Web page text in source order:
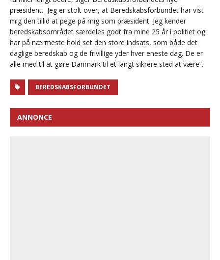
præsident. Jeg er stolt over, at Beredskabsforbundet har vist
mig den tillid at pege på mig som præsident. Jeg kender
beredskabsområdet særdeles godt fra mine 25 år i politiet og
har på nærmeste hold set den store indsats, som både det
daglige beredskab og de frivillige yder hver eneste dag. De er
alle med til at gøre Danmark til et langt sikrere sted at være”.
BEREDSKABSFORBUNDET
ANNONCE